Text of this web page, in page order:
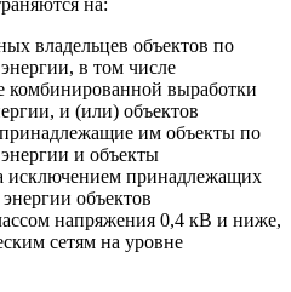
на:
владельцев объектов по
в том числе
выработки
и (или) объектов
принадлежащие им объекты по
и объекты
исключением принадлежащих
объектов
напряжения 0,4 кВ и ниже,
сетям на уровне